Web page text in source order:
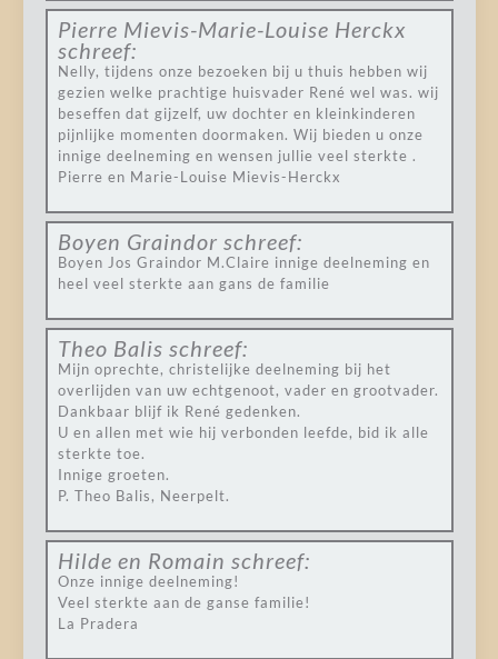
Pierre Mievis-Marie-Louise Herckx
schreef:
Nelly, tijdens onze bezoeken bij u thuis hebben wij
gezien welke prachtige huisvader René wel was. wij
beseffen dat gijzelf, uw dochter en kleinkinderen
pijnlijke momenten doormaken. Wij bieden u onze
innige deelneming en wensen jullie veel sterkte .
Pierre en Marie-Louise Mievis-Herckx
Boyen Graindor schreef:
Boyen Jos Graindor M.Claire innige deelneming en
heel veel sterkte aan gans de familie
Theo Balis schreef:
Mijn oprechte, christelijke deelneming bij het
overlijden van uw echtgenoot, vader en grootvader.
Dankbaar blijf ik René gedenken.
U en allen met wie hij verbonden leefde, bid ik alle
sterkte toe.
Innige groeten.
P. Theo Balis, Neerpelt.
Hilde en Romain schreef:
Onze innige deelneming!
Veel sterkte aan de ganse familie!
La Pradera